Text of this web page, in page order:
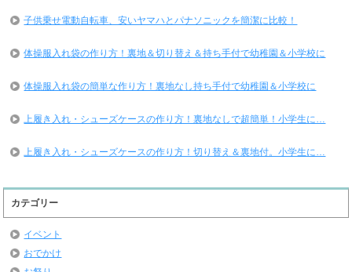
子供乗せ電動自転車、安いヤマハとパナソニックを簡潔に比較！
体操服入れ袋の作り方！裏地＆切り替え＆持ち手付で幼稚園＆小学校に
体操服入れ袋の簡単な作り方！裏地なし持ち手付で幼稚園＆小学校に
上履き入れ・シューズケースの作り方！裏地なしで超簡単！小学生に…
上履き入れ・シューズケースの作り方！切り替え＆裏地付。小学生に…
カテゴリー
イベント
おでかけ